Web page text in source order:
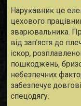
Нарукавник це
цехового
зварювальника.
від зап'ястя до
іскор,
пошкоджень,
небезпечних
забезпечує
спецодягу.